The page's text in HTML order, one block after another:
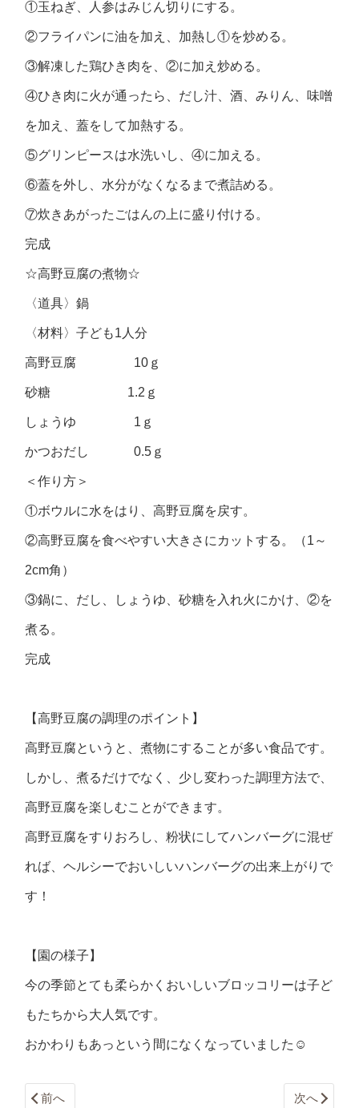
①玉ねぎ、人参はみじん切りにする。
②フライパンに油を加え、加熱し①を炒める。
③解凍した鶏ひき肉を、②に加え炒める。
④ひき肉に火が通ったら、だし汁、酒、みりん、味噌
を加え、蓋をして加熱する。
⑤グリンピースは水洗いし、④に加える。
⑥蓋を外し、水分がなくなるまで煮詰める。
⑦炊きあがったごはんの上に盛り付ける。
完成
☆高野豆腐の煮物☆
〈道具〉鍋
〈材料〉子ども1人分
高野豆腐 10ｇ
砂糖 1.2ｇ
しょうゆ 1ｇ
かつおだし 0.5ｇ
＜作り方＞
①ボウルに水をはり、高野豆腐を戻す。
②高野豆腐を食べやすい大きさにカットする。（1～
2cm角）
③鍋に、だし、しょうゆ、砂糖を入れ火にかけ、②を
煮る。
完成
【高野豆腐の調理のポイント】
高野豆腐というと、煮物にすることが多い食品です。
しかし、煮るだけでなく、少し変わった調理方法で、
高野豆腐を楽しむことができます。
高野豆腐をすりおろし、粉状にしてハンバーグに混ぜ
れば、ヘルシーでおいしいハンバーグの出来上がりで
す！
【園の様子】
今の季節とても柔らかくおいしいブロッコリーは子ど
もたちから大人気です。
おかわりもあっという間になくなっていました☺
前へ 次へ